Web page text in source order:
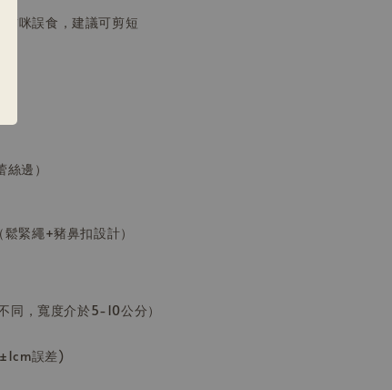
貓咪誤食，建議可剪短
邊）
緊繩+豬鼻扣設計）
同，寬度介於5-10公分）
誤差)